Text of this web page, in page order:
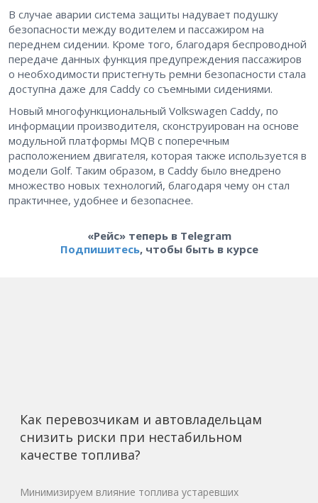
В случае аварии система защиты надувает подушку
безопасности между водителем и пассажиром на
переднем сидении. Кроме того, благодаря беспроводной
передаче данных функция предупреждения пассажиров
о необходимости пристегнуть ремни безопасности стала
доступна даже для Caddy со съемными сидениями.
Новый многофункциональный Volkswagen Caddy, по
информации производителя, сконструирован на основе
модульной платформы MQB с поперечным
расположением двигателя, которая также используется в
модели Golf. Таким образом, в Caddy было внедрено
множество новых технологий, благодаря чему он стал
практичнее, удобнее и безопаснее.
«Рейс» теперь в Telegram
Подпишитесь, чтобы быть в курсе
Как перевозчикам и автовладельцам
снизить риски при нестабильном
качестве топлива?
Минимизируем влияние топлива устаревших